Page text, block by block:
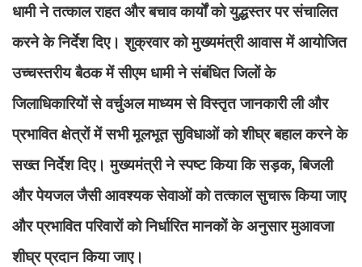
धामी ने तत्काल राहत और बचाव कार्यों को युद्धस्तर पर संचालित
करने के निर्देश दिए। शुक्रवार को मुख्यमंत्री आवास में आयोजित
उच्चस्तरीय बैठक में सीएम धामी ने संबंधित जिलों के
जिलाधिकारियों से वर्चुअल माध्यम से विस्तृत जानकारी ली और
प्रभावित क्षेत्रों में सभी मूलभूत सुविधाओं को शीघ्र बहाल करने के
सख्त निर्देश दिए। मुख्यमंत्री ने स्पष्ट किया कि सड़क, बिजली
और पेयजल जैसी आवश्यक सेवाओं को तत्काल सुचारू किया जाए
और प्रभावित परिवारों को निर्धारित मानकों के अनुसार मुआवजा
शीघ्र प्रदान किया जाए।